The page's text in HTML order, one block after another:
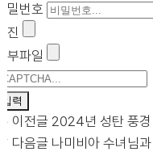
밀번호
진
부파일
이전글 2024년 성탄 풍경
다음글 나미비아 수녀님